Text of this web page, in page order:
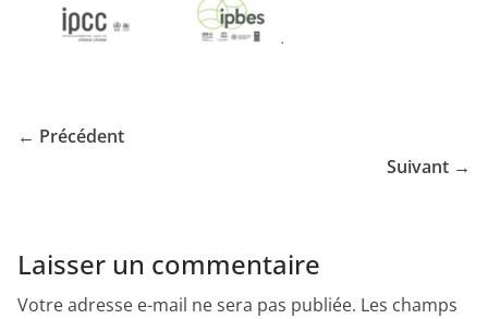
← Précédent
Suivant →
Laisser un commentaire
Votre adresse e-mail ne sera pas publiée. Les champs